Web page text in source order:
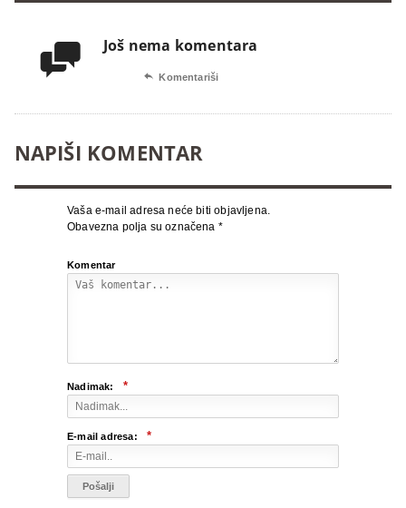
 Još nema komentara
 Komentariši
NAPIŠI KOMENTAR
Vaša e-mail adresa neće biti objavljena.
Obavezna polja su označena *
Komentar
Nadimak: *
E-mail adresa: *